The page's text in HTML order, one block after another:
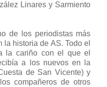
Linares y Sarmiento
de los periodistas más
historia de AS. Todo el
la cariño con el que el
a los nuevos en la
de San Vicente) y
compañeros de otros